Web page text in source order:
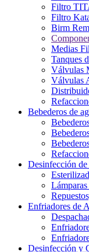
Filtro
Filtro
Birm
Medias
Tanques
Válvulas
Válvulas
Bebederos de
Desinfección
Enfriadores de
Desinfección y